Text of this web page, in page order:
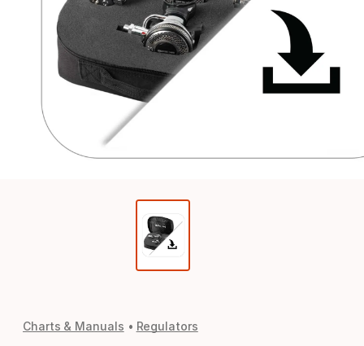
Charts & Manuals Regulators